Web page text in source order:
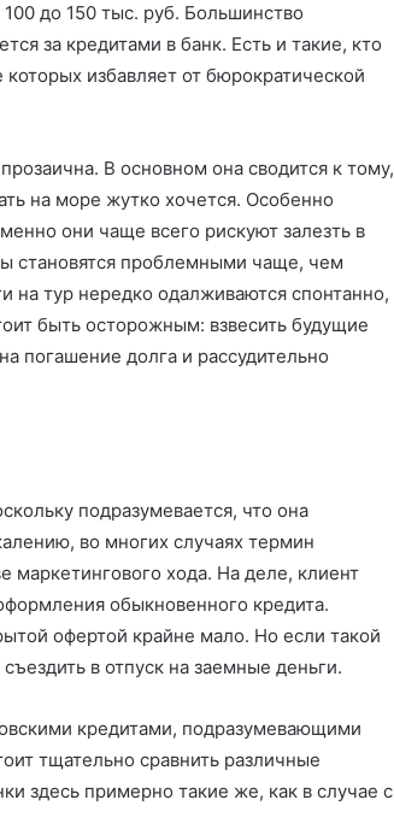
до 150 тыс. руб. Большинство
за кредитами в банк. Есть и такие, кто
избавляет от бюрократической
В основном она сводится к тому,
на море жутко хочется. Особенно
они чаще всего рискуют залезть в
становятся проблемными чаще, чем
на тур нередко одалживаются спонтанно,
быть осторожным: взвесить будущие
погашение долга и рассудительно
подразумевается, что она
во многих случаях термин
маркетингового хода. На деле, клиент
обыкновенного кредита.
офертой крайне мало. Но если такой
в отпуск на заемные деньги.
кредитами, подразумевающими
тщательно сравнить различные
здесь примерно такие же, как в случае с